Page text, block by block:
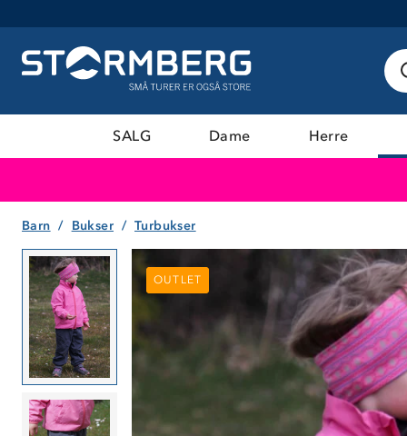
SALG Dame Herre
Barn Bukser Turbukser
OUTLET
OUTLET